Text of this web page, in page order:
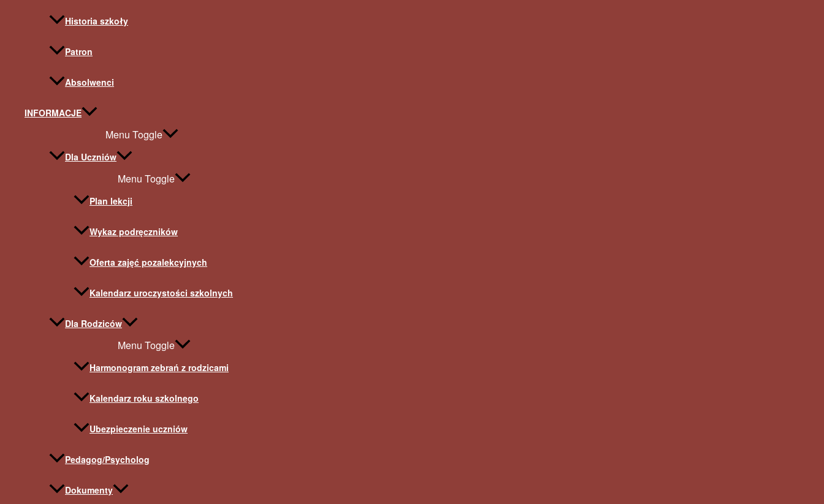
Historia szkoły
Patron
Absolwenci
INFORMACJE
Menu Toggle
Dla Uczniów
Menu Toggle
Plan lekcji
Wykaz podręczników
Oferta zajęć pozalekcyjnych
Kalendarz uroczystości szkolnych
Dla Rodziców
Menu Toggle
Harmonogram zebrań z rodzicami
Kalendarz roku szkolnego
Ubezpieczenie uczniów
Pedagog/Psycholog
Dokumenty